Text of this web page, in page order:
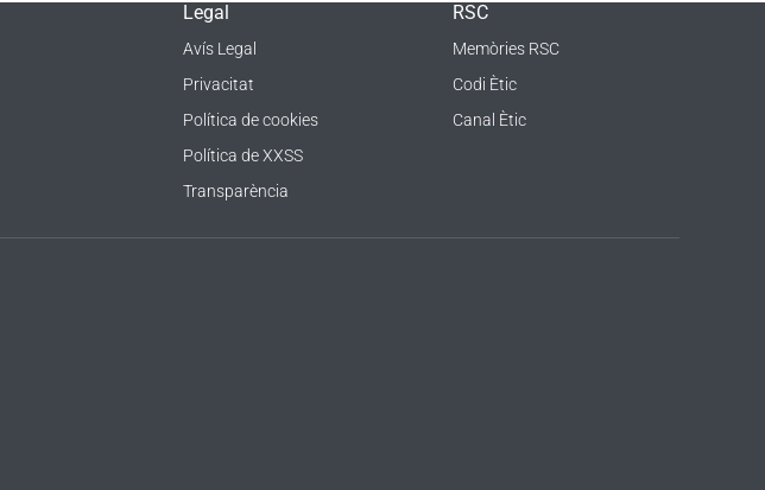
Legal
Avís Legal
Privacitat
Política de cookies
Política de XXSS
Transparència
RSC
Memòries RSC
Codi Ètic
Canal Ètic